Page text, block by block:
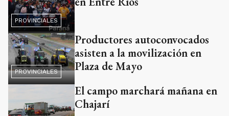
PROVINCIALES
PROVINCIALES
Productores autoconvocados
asisten a la movilización en
Plaza de Mayo
El campo marchará mañana en
Chajarí